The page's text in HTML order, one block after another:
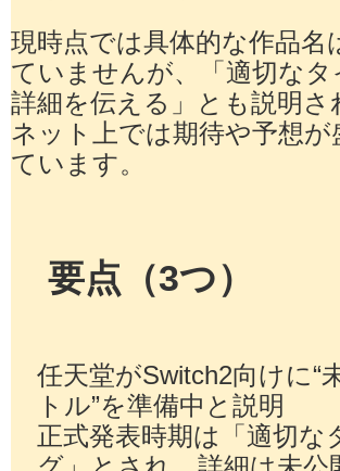
現時点では具体的な作品名
ていませんが、「適切な
詳細を伝える」とも説明さ
ネット上では期待や予想が
ています。
要点（3つ）
任天堂がSwitch2向けに“
トル”を準備中と説明
正式発表時期は「適切な